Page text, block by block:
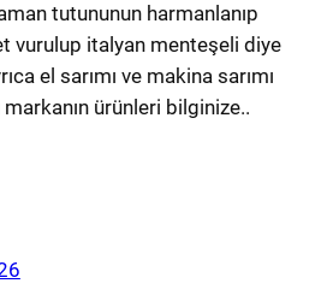
tutununun harmanlanıp
vurulup italyan menteşeli diye
el sarımı ve makina sarımı
markanın ürünleri bilginize..